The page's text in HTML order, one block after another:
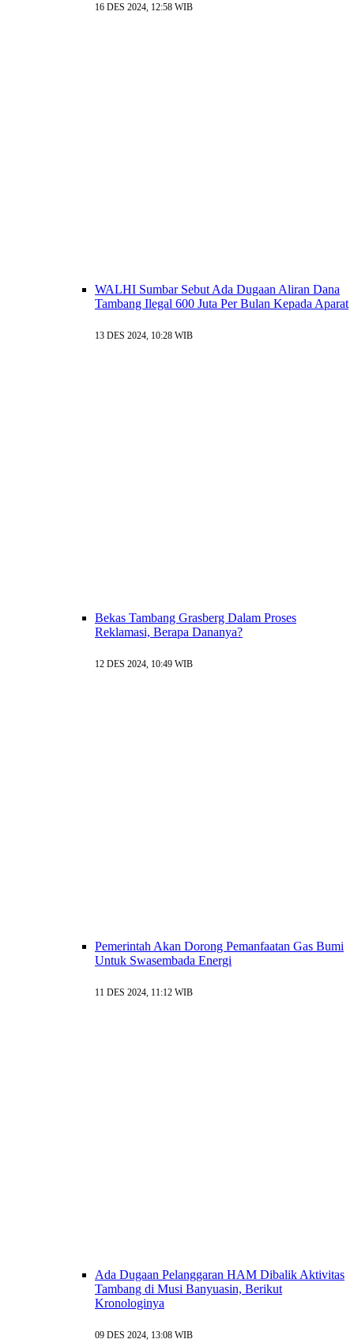
16 DES 2024, 12:58 WIB
WALHI Sumbar Sebut Ada Dugaan Aliran Dana
Tambang Ilegal 600 Juta Per Bulan Kepada Aparat
13 DES 2024, 10:28 WIB
Bekas Tambang Grasberg Dalam Proses
Reklamasi, Berapa Dananya?
12 DES 2024, 10:49 WIB
Pemerintah Akan Dorong Pemanfaatan Gas Bumi
Untuk Swasembada Energi
11 DES 2024, 11:12 WIB
Ada Dugaan Pelanggaran HAM Dibalik Aktivitas
Tambang di Musi Banyuasin, Berikut
Kronologinya
09 DES 2024, 13:08 WIB